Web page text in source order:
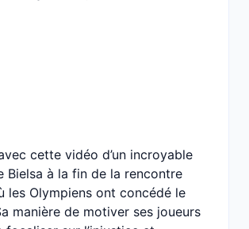
cette vidéo d’un incroyable
Bielsa à la fin de la rencontre
les Olympiens ont concédé le
manière de motiver ses joueurs